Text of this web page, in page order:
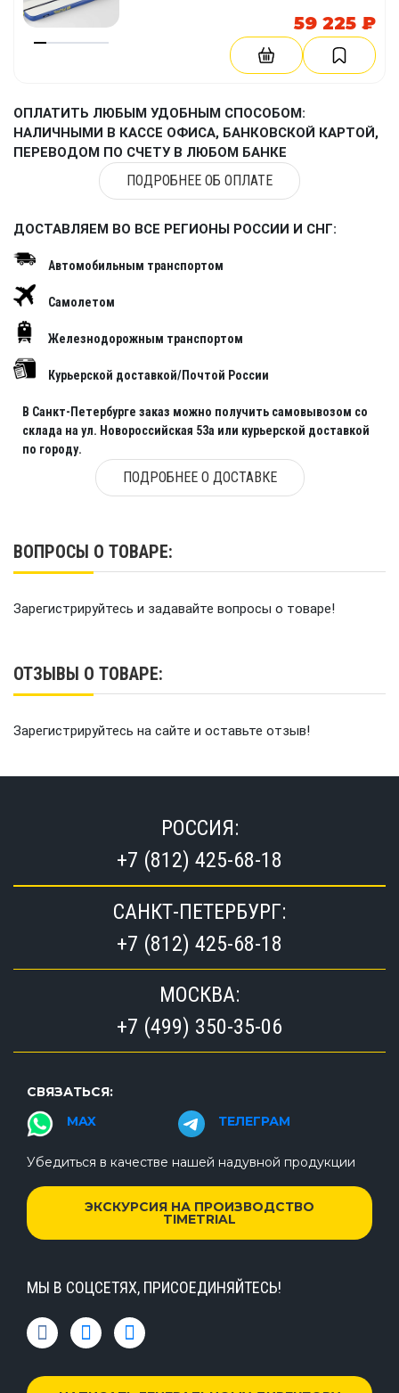
59 225 ₽
ОПЛАТИТЬ ЛЮБЫМ УДОБНЫМ СПОСОБОМ:
НАЛИЧНЫМИ В КАССЕ ОФИСА, БАНКОВСКОЙ КАРТОЙ,
ПЕРЕВОДОМ ПО СЧЕТУ В ЛЮБОМ БАНКЕ
ПОДРОБНЕЕ ОБ ОПЛАТЕ
ДОСТАВЛЯЕМ ВО ВСЕ РЕГИОНЫ РОССИИ И СНГ:
Автомобильным транспортом
Самолетом
Железнодорожным транспортом
Курьерской доставкой/Почтой России
В Санкт-Петербурге заказ можно получить самовывозом со
склада на ул. Новороссийская 53а или курьерской доставкой
по городу.
ПОДРОБНЕЕ О ДОСТАВКЕ
ВОПРОСЫ О ТОВАРЕ:
Зарегистрируйтесь и задавайте вопросы о товаре!
ОТЗЫВЫ О ТОВАРЕ:
Зарегистрируйтесь на сайте и оставьте отзыв!
РОССИЯ:
+7 (812) 425-68-18
САНКТ-ПЕТЕРБУРГ:
+7 (812) 425-68-18
МОСКВА:
+7 (499) 350-35-06
СВЯЗАТЬСЯ:
MAX
ТЕЛЕГРАМ
Убедиться в качестве нашей надувной продукции
ЭКСКУРСИЯ НА ПРОИЗВОДСТВО
TIMETRIAL
МЫ В СОЦСЕТЯХ, ПРИСОЕДИНЯЙТЕСЬ!